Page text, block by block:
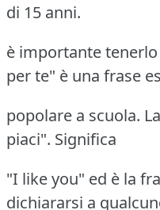
di 15 anni.
è importante
per te" è una frase
popolare a scuola.
piaci". Significa
"I like you" ed è la
dichiararsi a